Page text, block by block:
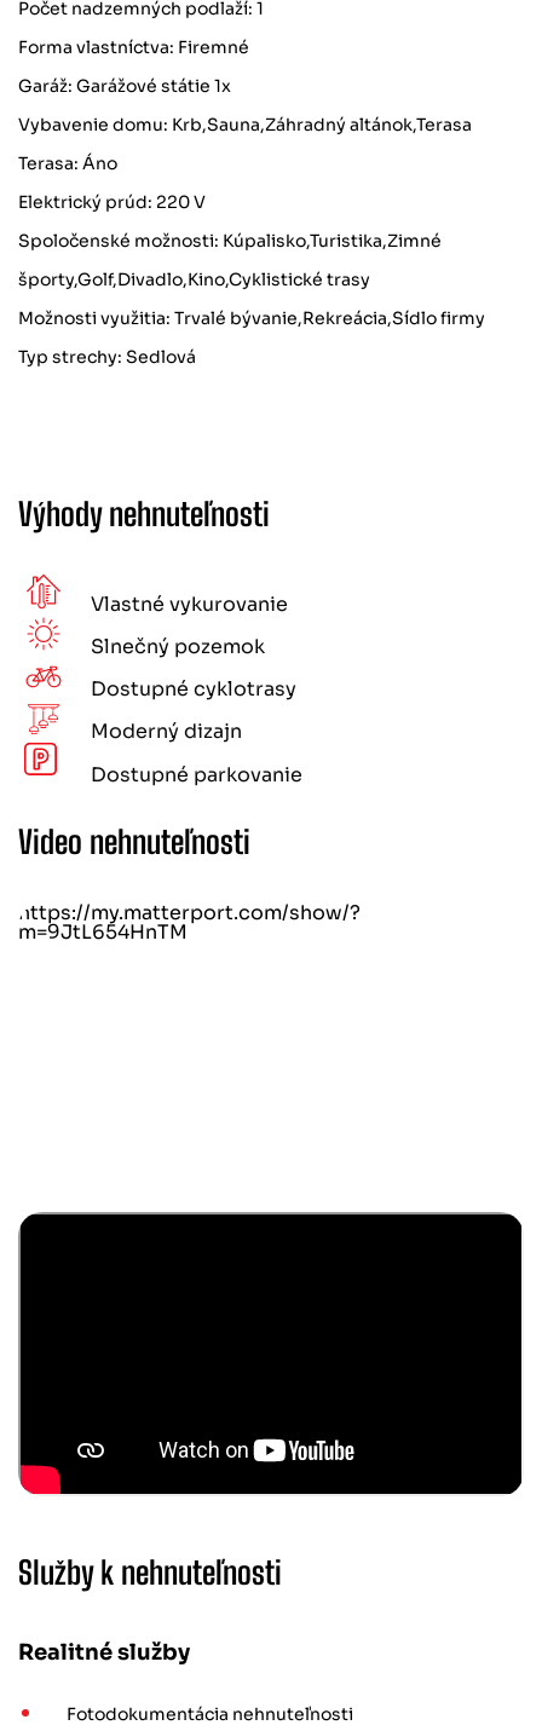
Počet nadzemných podlaží: 1
Forma vlastníctva: Firemné
Garáž: Garážové státie 1x
Vybavenie domu: Krb,Sauna,Záhradný altánok,Terasa
Terasa: Áno
Elektrický prúd: 220 V
Spoločenské možnosti: Kúpalisko,Turistika,Zimné
športy,Golf,Divadlo,Kino,Cyklistické trasy
Možnosti využitia: Trvalé bývanie,Rekreácia,Sídlo firmy
Typ strechy: Sedlová
Výhody nehnuteľnosti
Vlastné vykurovanie
Slnečný pozemok
Dostupné cyklotrasy
Moderný dizajn
Dostupné parkovanie
Video nehnuteľnosti
https://my.matterport.com/show/?
m=9JtL654HnTM
Služby k nehnuteľnosti
Realitné služby
Fotodokumentácia nehnuteľnosti